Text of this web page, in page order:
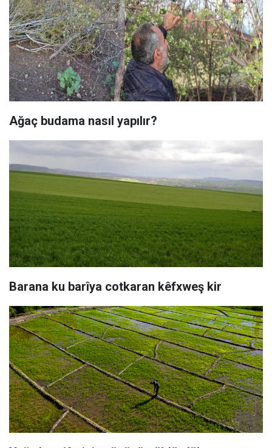
Ağaç budama nasıl yapılır?
Barana ku barîya cotkaran kêfxweş kir